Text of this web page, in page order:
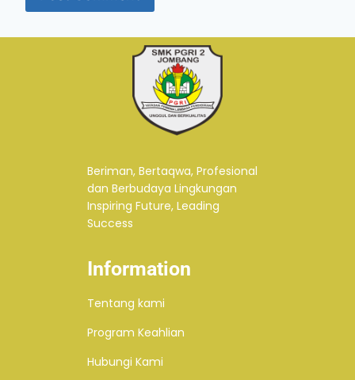
Beriman, Bertaqwa, Profesional
dan Berbudaya Lingkungan
Inspiring Future, Leading
Success
Information
Tentang kami
Program Keahlian
Hubungi Kami